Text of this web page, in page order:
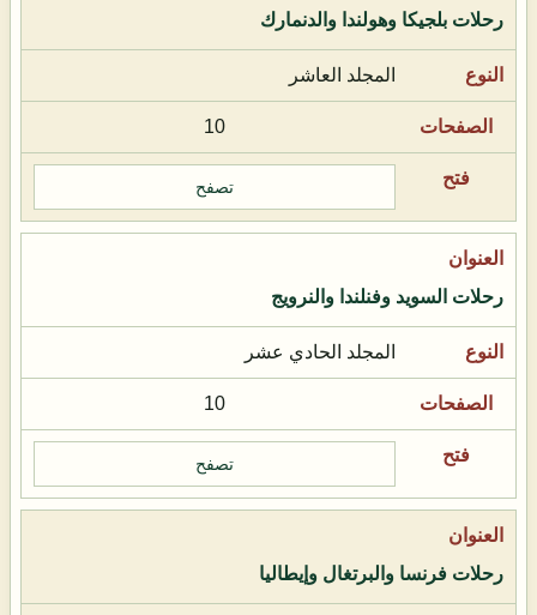
رحلات بلجيكا وهولندا والدنمارك
المجلد العاشر
10
تصفح
رحلات السويد وفنلندا والنرويج
المجلد الحادي عشر
10
تصفح
رحلات فرنسا والبرتغال وإيطاليا